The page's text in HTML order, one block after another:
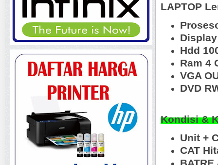
LAPTOP
Display
Hdd
Ram 4
VGA
DVD
Kondisi &
Unit +
CAT
BATRE